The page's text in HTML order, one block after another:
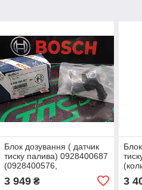
Блок дозування ( датчик
тиску палива) 0928400687
(0928400576,
HONDA
3 949₴ 3